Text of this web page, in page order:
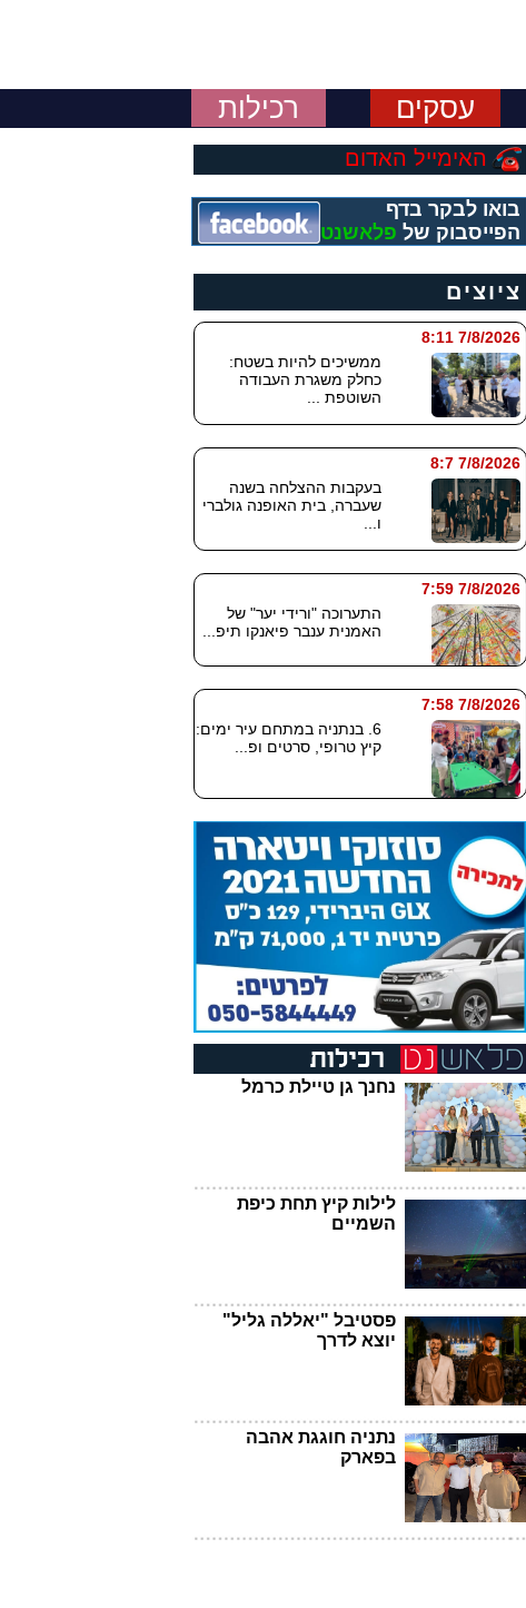
עסקים רכילות
האימייל האדום
בואו לבקר בדף
הפייסבוק של פלאשנט
ציוצים
7/8/2026 8:11
ממשיכים להיות בשטח:
כחלק משגרת העבודה
השוטפת ...
7/8/2026 8:7
בעקבות ההצלחה בשנה
שעברה, בית האופנה גולברי
ו...
7/8/2026 7:59
התערוכה "ורידי יער" של
האמנית ענבר פיאנקו תיפ...
7/8/2026 7:58
6. בנתניה במתחם עיר ימים:
קיץ טרופי, סרטים ופ...
נחנך גן טיילת כרמל
לילות קיץ תחת כיפת
השמיים
פסטיבל "יאללה גליל"
יוצא לדרך
נתניה חוגגת אהבה
בפארק